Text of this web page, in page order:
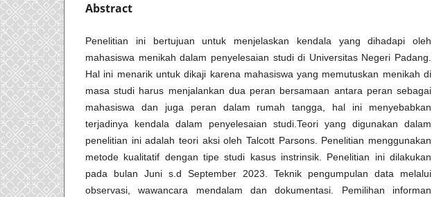
Abstract
Penelitian ini bertujuan untuk menjelaskan kendala yang dihadapi oleh
mahasiswa menikah dalam penyelesaian studi di Universitas Negeri Padang.
Hal ini menarik untuk dikaji karena mahasiswa yang memutuskan menikah di
masa studi harus menjalankan dua peran bersamaan antara peran sebagai
mahasiswa dan juga peran dalam rumah tangga, hal ini menyebabkan
terjadinya kendala dalam penyelesaian studi.Teori yang digunakan dalam
penelitian ini adalah teori aksi oleh Talcott Parsons. Penelitian menggunakan
metode kualitatif dengan tipe studi kasus instrinsik. Penelitian ini dilakukan
pada bulan Juni s.d September 2023. Teknik pengumpulan data melalui
observasi, wawancara mendalam dan dokumentasi. Pemilihan informan